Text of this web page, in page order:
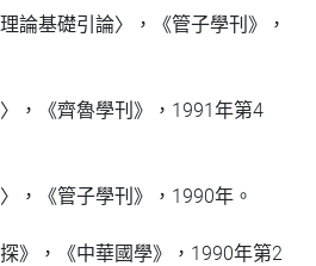
論基礎引論〉，《管子學刊》，
，《齊魯學刊》，1991年第4
，《管子學刊》，1990年。
》，《中華國學》，1990年第2